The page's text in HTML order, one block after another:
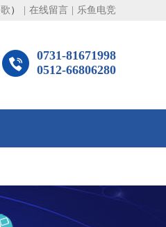
） 在线留言 乐鱼电竞
0731-81671998
0512-66806280